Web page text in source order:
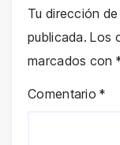
Tu dirección
publicada. Los
marcados con
Comentario*